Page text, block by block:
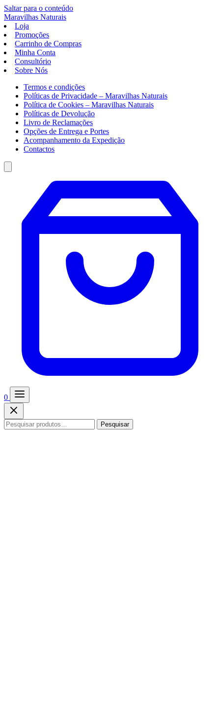
Saltar para o conteúdo
Maravilhas Naturais
Loja
Promoções
Carrinho de Compras
Minha Conta
Consultório
Sobre Nós
Termos e condições
Políticas de Privacidade – Maravilhas Naturais
Política de Cookies – Maravilhas Naturais
Políticas de Devolução
Livro de Reclamações
Opções de Entrega e Portes
Acompanhamento da Expedição
Contactos
0
Pesquisar